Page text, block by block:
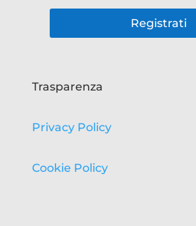
Registrati
Trasparenza
Privacy Policy
Cookie Policy